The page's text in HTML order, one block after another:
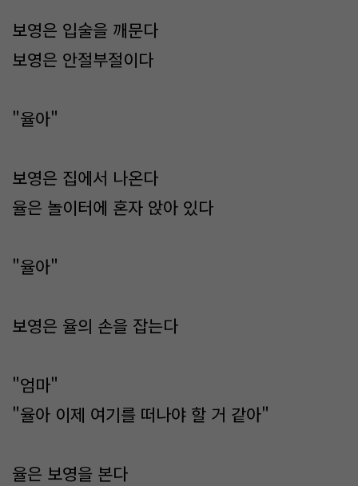
보영은 입술을 깨문다
보영은 안절부절이다
"율아"
보영은 집에서 나온다
율은 놀이터에 혼자 앉아 있다
"율아"
보영은 율의 손을 잡는다
"엄마"
"율아 이제 여기를 떠나야 할 거 같아"
율은 보영을 본다